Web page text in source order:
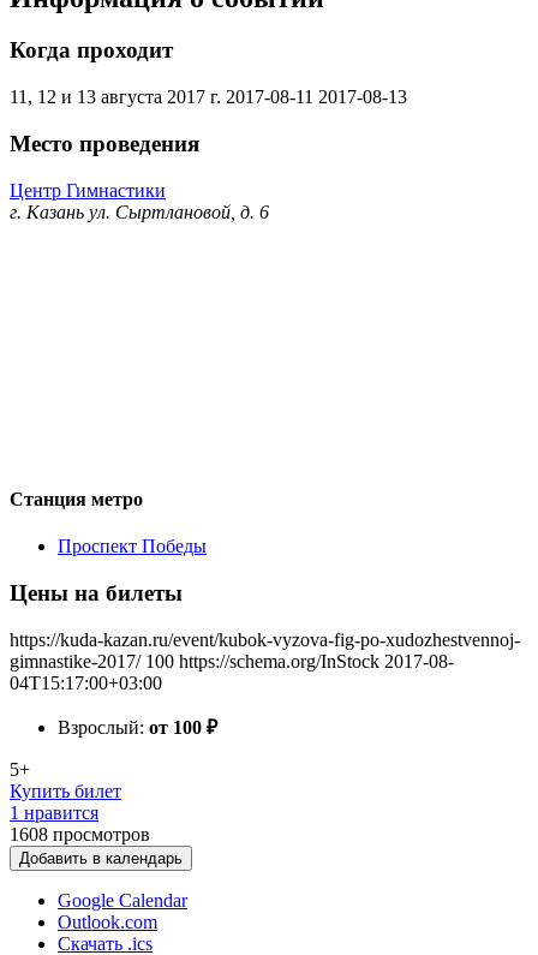
Когда проходит
11, 12 и 13 августа 2017 г. 2017-08-11 2017-08-13
Место проведения
Центр Гимнастики
г. Казань ул. Сыртлановой, д. 6
Станция метро
Проспект Победы
Цены на билеты
https://kuda-kazan.ru/event/kubok-vyzova-fig-po-xudozhestvennoj-
gimnastike-2017/ 100 https://schema.org/InStock 2017-08-
04T15:17:00+03:00
Взрослый: от 100 ₽
5+
Купить билет
1 нравится
1608 просмотров
Добавить в календарь
Google Calendar
Outlook.com
Скачать .ics